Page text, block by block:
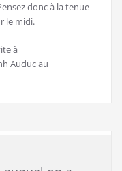
donc à la tenue
le midi.
à
Auduc au